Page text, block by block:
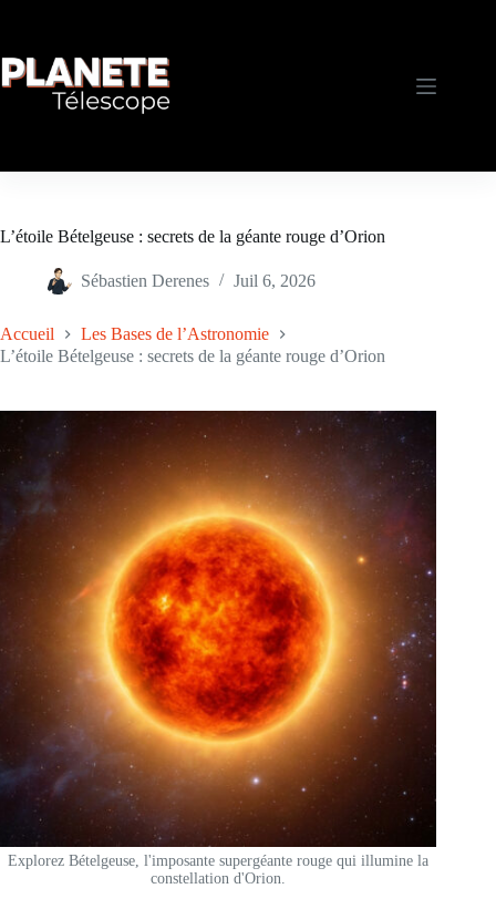
L’étoile Bételgeuse : secrets de la géante rouge d’Orion
Sébastien Derenes Juil 6, 2026
Accueil
Les Bases de l’Astronomie
L’étoile Bételgeuse : secrets de la géante rouge d’Orion
Explorez Bételgeuse, l'imposante supergéante rouge qui illumine la
constellation d'Orion.